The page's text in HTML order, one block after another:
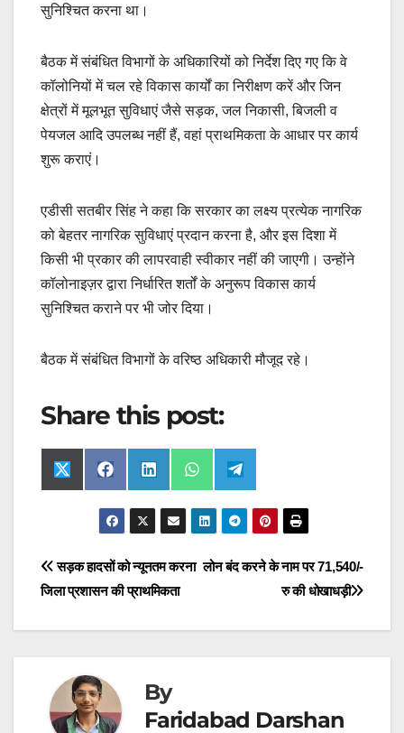
सुनिश्चित करना था।
बैठक में संबंधित विभागों के अधिकारियों को निर्देश दिए गए कि वे
कॉलोनियों में चल रहे विकास कार्यों का निरीक्षण करें और जिन
क्षेत्रों में मूलभूत सुविधाएं जैसे सड़क, जल निकासी, बिजली व
पेयजल आदि उपलब्ध नहीं हैं, वहां प्राथमिकता के आधार पर कार्य
शुरू कराएं।
एडीसी सतबीर सिंह ने कहा कि सरकार का लक्ष्य प्रत्येक नागरिक
को बेहतर नागरिक सुविधाएं प्रदान करना है, और इस दिशा में
किसी भी प्रकार की लापरवाही स्वीकार नहीं की जाएगी। उन्होंने
कॉलोनाइज़र द्वारा निर्धारित शर्तों के अनुरूप विकास कार्य
सुनिश्चित कराने पर भी जोर दिया।
बैठक में संबंधित विभागों के वरिष्ठ अधिकारी मौजूद रहे।
Share this post:
Share
on
X
(
t
e
r
Share
on
F
a
e
b
o
k
Share
on
L
i
n
e
I
n
Share
on
W
h
t
s
p
p
Share
on
T
e
l
g
a
m
Post
navigation
लोन बंद करने के नाम पर 71,540/-
रु की धोखाधड़ी
सड़क हादसों को न्यूनतम करना
जिला प्रशासन की प्राथमिकता
By
Faridabad Darshan